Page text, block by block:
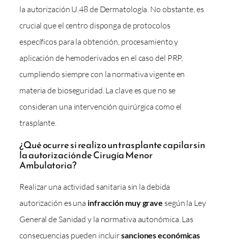
la autorización U.48 de Dermatología. No obstante, es
crucial que el centro disponga de protocolos
específicos para la obtención, procesamiento y
aplicación de hemoderivados en el caso del PRP,
cumpliendo siempre con la normativa vigente en
materia de bioseguridad. La clave es que no se
consideran una intervención quirúrgica como el
trasplante.
¿Qué ocurre si realizo un trasplante capilar sin
la autorización de Cirugía Menor
Ambulatoria?
Realizar una actividad sanitaria sin la debida
autorización es una infracción muy grave según la Ley
General de Sanidad y la normativa autonómica. Las
consecuencias pueden incluirsanciones económicas